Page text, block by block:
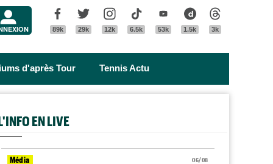
Facebook
89k
Twitter
29k
Instagram
12k
Tik Tok
6.5k
Youtube
53k
Dailymotion
1.5k 3k
d'après Tour Tennis Actu
EN LIVE
06/08
Média